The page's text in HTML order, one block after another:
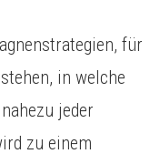
für
in welche
jeder
zu einem